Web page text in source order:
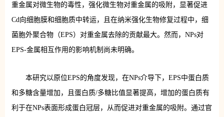
重金属对微生物的毒性，强化微生物对重金属的吸附，显著促进
Cd向细胞膜和细胞质中转运，且在纳米强化生物修复过程中，细
菌胞外聚合物（EPS）对重金属去除的贡献最大。然而，NPs对
EPS-金属相互作用的影响机制尚未明确。
本研究以原位EPS的角度发现，在NPs介导下，EPS中蛋白质
和多糖含量增加，且蛋白质/多糖比值显著提高，增加的蛋白质有
利于在NPs表面形成蛋白冠层，从而促进对重金属的吸附。通过官